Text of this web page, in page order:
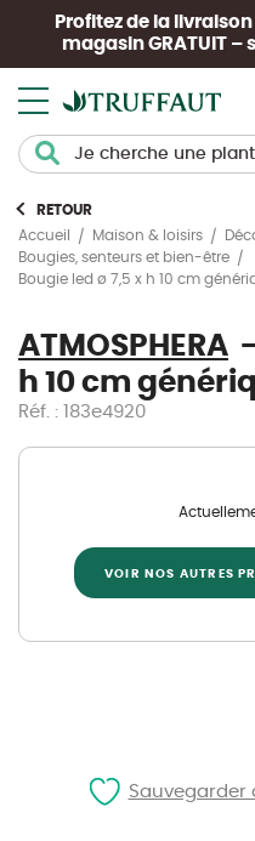
Profitez de la
magasin GRATUIT –
RETOUR
Accueil
Maison & loisirs
Bougies, senteurs et bien-être
Bougie led ø 7,5 x h 10 cm
ATMOSPHERA
h 10 cm
Réf. : 183e4920
VOIR NOS AUTRES
Sauvegarder